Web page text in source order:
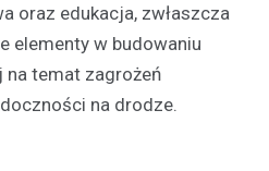
oraz edukacja, zwłaszcza
elementy w budowaniu
na temat zagrożeń
na drodze.